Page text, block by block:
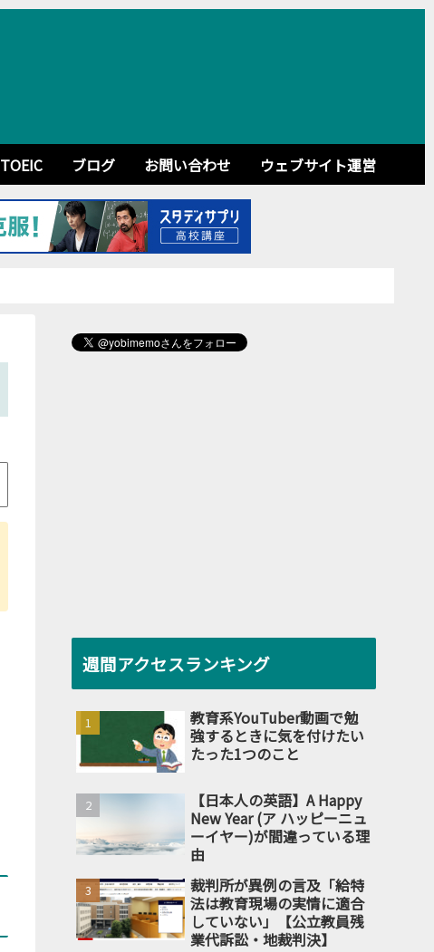
TOEIC ブログ お問い合わせ ウェブサイト運営
週間アクセスランキング
教育系YouTuber動画で勉
強するときに気を付けたい
たった1つのこと
【日本人の英語】A Happy
New Year (ア ハッピーニュ
ーイヤー)が間違っている理
由
裁判所が異例の言及「給特
法は教育現場の実情に適合
していない」【公立教員残
業代訴訟・地裁判決】